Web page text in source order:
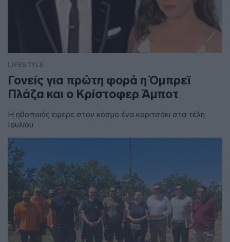
LIFESTYLE
Γονείς για πρώτη φορά η Όμπρεϊ
Πλάζα και ο Κρίστοφερ Άμποτ
Η ηθοποιός έφερε στον κόσμο ένα κοριτσάκι στα τέλη
Ιουλίου